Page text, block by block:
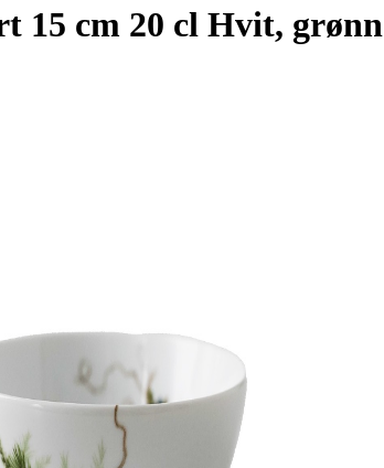
15 cm 20 cl Hvit, grønn